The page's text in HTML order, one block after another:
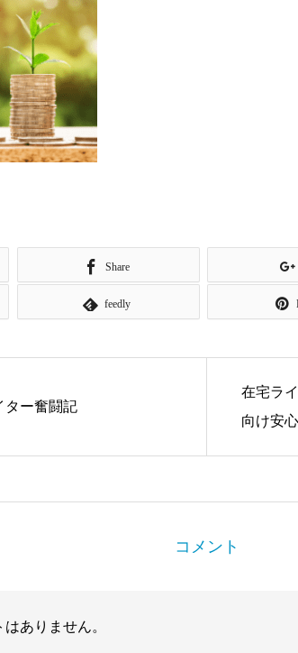
Share
feedly
ター奮闘記
在宅ラ
向け安
コメント
ありません。